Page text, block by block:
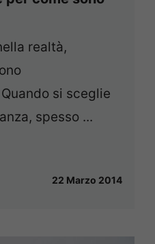
realtà,
si sceglie
spesso ...
22 Marzo 2014